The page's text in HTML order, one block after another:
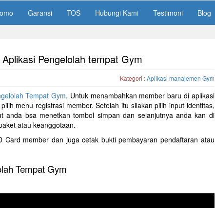
Garansi TOS Hubungi Kami Testimoni Blog
Pengelolah tempat Gym
Kategori :Aplikasi manajemen Gym
Tempat Gym. Untuk menambahkan member baru di aplikasi
menu registrasi member. Setelah itu silakan pilih input identitas,
anda bsa menetkan tombol simpan dan selanjutnya anda kan di
atau keanggotaan.
member dan juga cetak bukti pembayaran pendaftaran atau
Tempat Gym